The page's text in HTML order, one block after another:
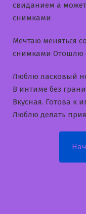
свиданием а
снимками
Мечтаю меняться
снимками Отошлю
Люблю ласковый
В интиме без
Вкусная. Готова к
Люблю делать